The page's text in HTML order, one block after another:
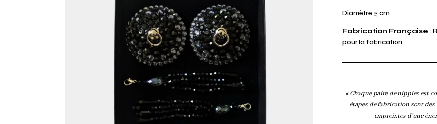
Diamètre 5 cm
Fabrication Française :
pour la fabrication
« Chaque paire de nippies est
étapes de fabrication sont des
empreintes d’une